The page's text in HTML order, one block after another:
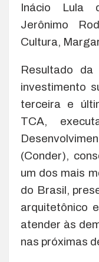
Inácio Lula
Jerônimo
Cultura,
Resultado da
investimento
terceira e
TCA,
(Conder),
um dos mais
do Brasil,
arquitetônico
atender às
nas próximas